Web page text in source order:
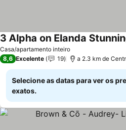
Casa/apartamento inteiro
8,6 Excelente 19 a 2.3 km de
Selecione as datas para ver os
exatos.